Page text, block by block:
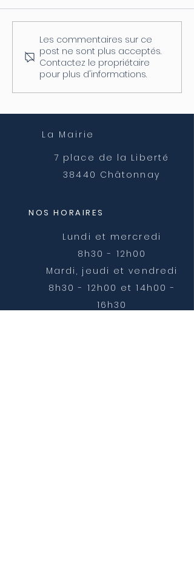
Coupure d'électricité le
04/08
Les commentaires sur ce
post ne sont plus acceptés.
Contactez le propriétaire
pour plus d'informations.
La Mairie
7 place de la Liberté
38440 Châtonnay
NOS HORAIRES
Lundi et mercredi
8h30 - 12h00
Mardi, jeudi et vendredi
8h30 - 12h00 et 14h00 -
16h30